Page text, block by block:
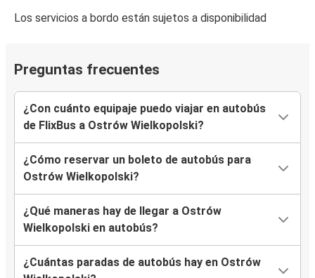
Los servicios a bordo están sujetos a disponibilidad
Preguntas frecuentes
¿Con cuánto equipaje puedo viajar en autobús
de FlixBus a Ostrów Wielkopolski?
¿Cómo reservar un boleto de autobús para
Ostrów Wielkopolski?
¿Qué maneras hay de llegar a Ostrów
Wielkopolski en autobús?
¿Cuántas paradas de autobús hay en Ostrów